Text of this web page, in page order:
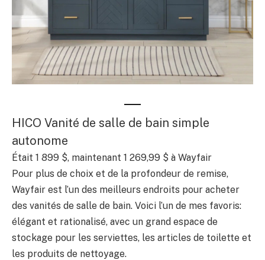
HICO Vanité de salle de bain simple
autonome
Était 1 899 $, maintenant 1 269,99 $ à Wayfair
Pour plus de choix et de la profondeur de remise,
Wayfair est l’un des meilleurs endroits pour acheter
des vanités de salle de bain. Voici l’un de mes favoris:
élégant et rationalisé, avec un grand espace de
stockage pour les serviettes, les articles de toilette et
les produits de nettoyage.